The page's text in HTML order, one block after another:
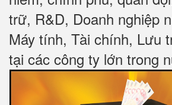
trữ, R&D, Doanh nghiệp
Máy tính, Tài chính, Lưu
tại các công ty lớn trong